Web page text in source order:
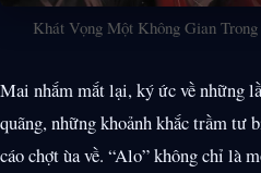
Khát Vọng Một Không Gian
Mai nhắm mắt lại, ký ức về những
quãng, những khoảnh khắc trầm tư
cáo chợt ùa về. “Alo” không chỉ là